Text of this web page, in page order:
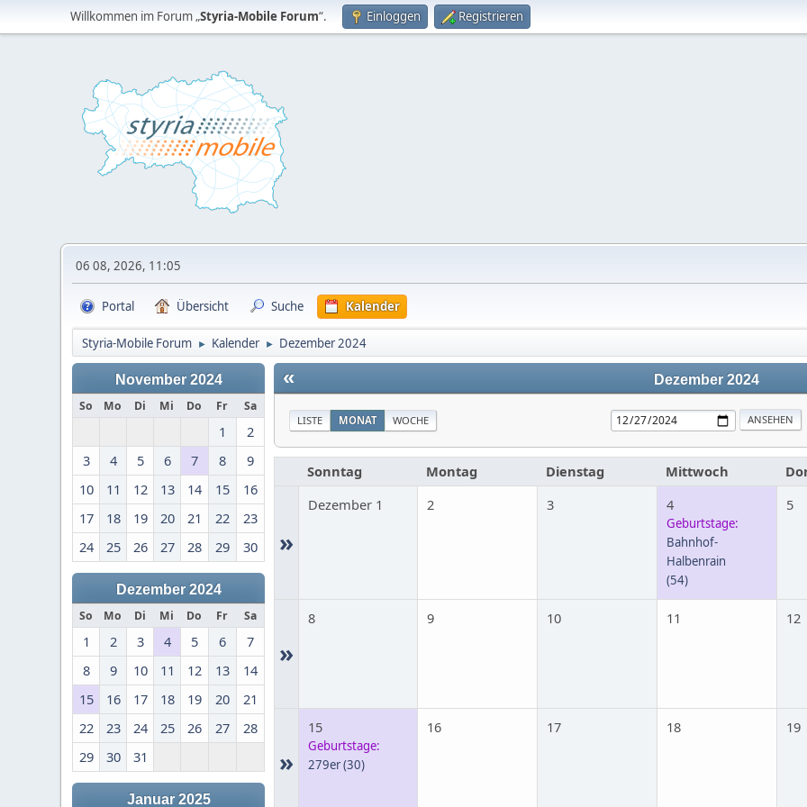
Willkommen im Forum „Styria-Mobile Forum“. Einloggen Registrieren
06 08, 2026, 11:05
Portal Übersicht Suche Kalender
Styria-Mobile Forum ► Kalender ► Dezember 2024
November 2024
So Mo Di Mi Do Fr Sa
1
2
3
4 5 6 7 8
9
10
11 12 13 14 15
16
17
18 19 20 21 22
23
24
25 26 27 28 29 30
Dezember 2024
So Mo Di Mi Do Fr Sa
1 2 3 4 5 6
7
8
9 10 11 12 13
14
15
16 17 18 19 20
21
22
23 24 25 26 27
28
29
30 31
Januar 2025
« Dezember 2024
LISTE MONAT WOCHE
Sonntag Montag Dienstag Mittwoch
»
Dezember 1 2 3 4
Geburtstage:
Bahnhof-
Halbenrain
(54)
5
»
8 9 10 11 12
»
15
Geburtstage:
279er(30)
16 17 18 19